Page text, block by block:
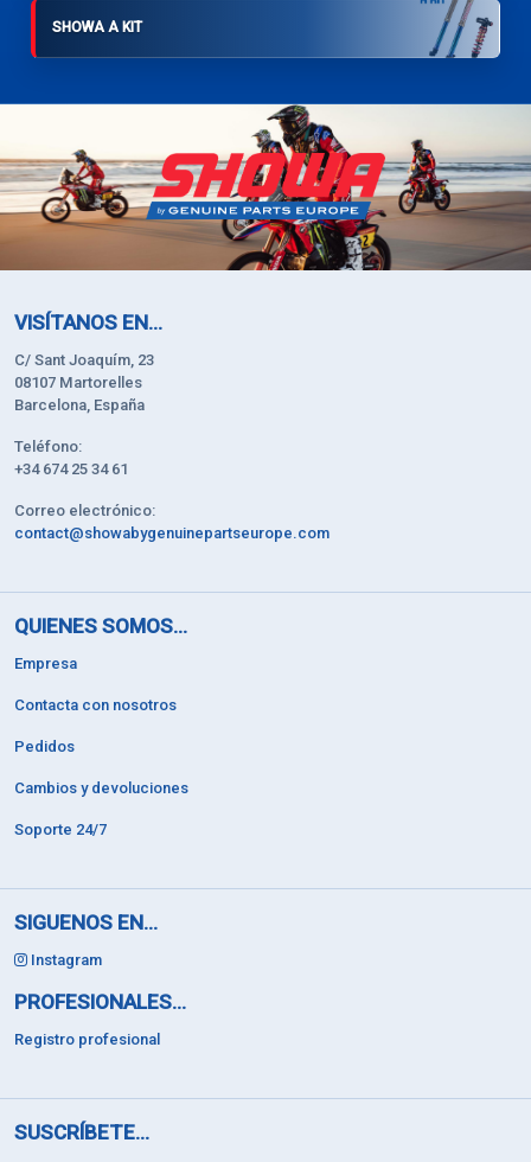
SHOWA A KIT
VISÍTANOS EN...
C/ Sant Joaquím, 23
08107 Martorelles
Barcelona, España
Teléfono:
+34 674 25 34 61
Correo electrónico:
contact@showabygenuinepartseurope.com
QUIENES SOMOS...
Empresa
Contacta con nosotros
Pedidos
Cambios y devoluciones
Soporte 24/7
SIGUENOS EN...
Instagram
PROFESIONALES...
Registro profesional
SUSCRÍBETE...